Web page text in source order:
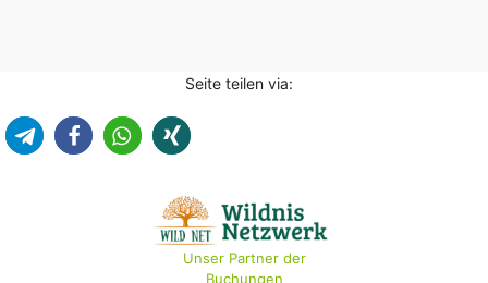
Seite teilen via:
Unser Partner der
Buchungen